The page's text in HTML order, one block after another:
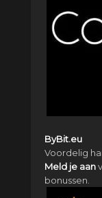
ByBit.eu
Voordelig
Meld je aan
bonussen.